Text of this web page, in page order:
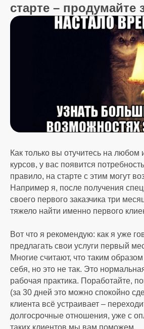
старте – продумайте
Как только вы отучитесь на
курсов, у вас появится
правило, на старте с этим могут
Например я, после получения
своего первого заказчика три
тяжело найти именно первого
Вот что я рекомендую: как я уже
предлагать свои услуги первый
Многие считают, что таким
себя, но это не так. Это
рабочая практика. Поработайте,
(за 30 дней это можно спокойно
клиента всё устраивает –
долгосрочные отношения, уже с
таких клиентов мы вам поможем.